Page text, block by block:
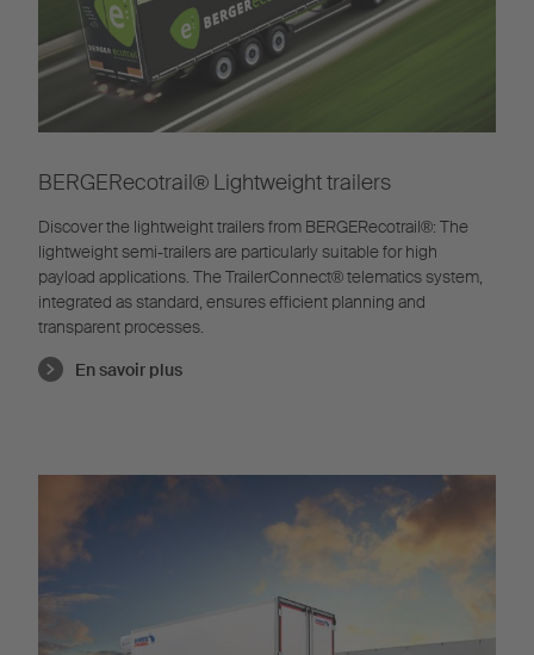
BERGERecotrail®️ Lightweight trailers
Discover the lightweight trailers from BERGERecotrail®️: The
lightweight semi-trailers are particularly suitable for high
payload applications. The TrailerConnect® telematics system,
integrated as standard, ensures efficient planning and
transparent processes.
En savoir plus